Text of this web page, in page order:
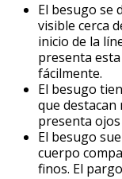
El besugo se
visible cerca
inicio de la
presenta
fácilmente.
El besugo
que
presenta
El besugo
cuerpo
finos. El